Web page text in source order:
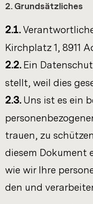
2. Grund­sätz­li­ches
2.1.
Kirch­platz 1, 8911
2.2.Ein
stellt, weil dies
2.3.Uns ist es ein
trau­en, zu
die­sem Do­ku­ment
wie wir Ihre
den und